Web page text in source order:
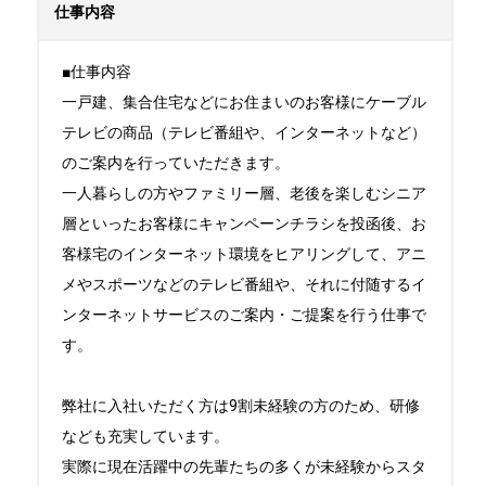
仕事内容
■仕事内容
一戸建、集合住宅などにお住まいのお客様にケーブル
テレビの商品（テレビ番組や、インターネットなど）
のご案内を行っていただきます。
一人暮らしの方やファミリー層、老後を楽しむシニア
層といったお客様にキャンペーンチラシを投函後、お
客様宅のインターネット環境をヒアリングして、アニ
メやスポーツなどのテレビ番組や、それに付随するイ
ンターネットサービスのご案内・ご提案を行う仕事で
す。
弊社に入社いただく方は9割未経験の方のため、研修
なども充実しています。
実際に現在活躍中の先輩たちの多くが未経験からスタ